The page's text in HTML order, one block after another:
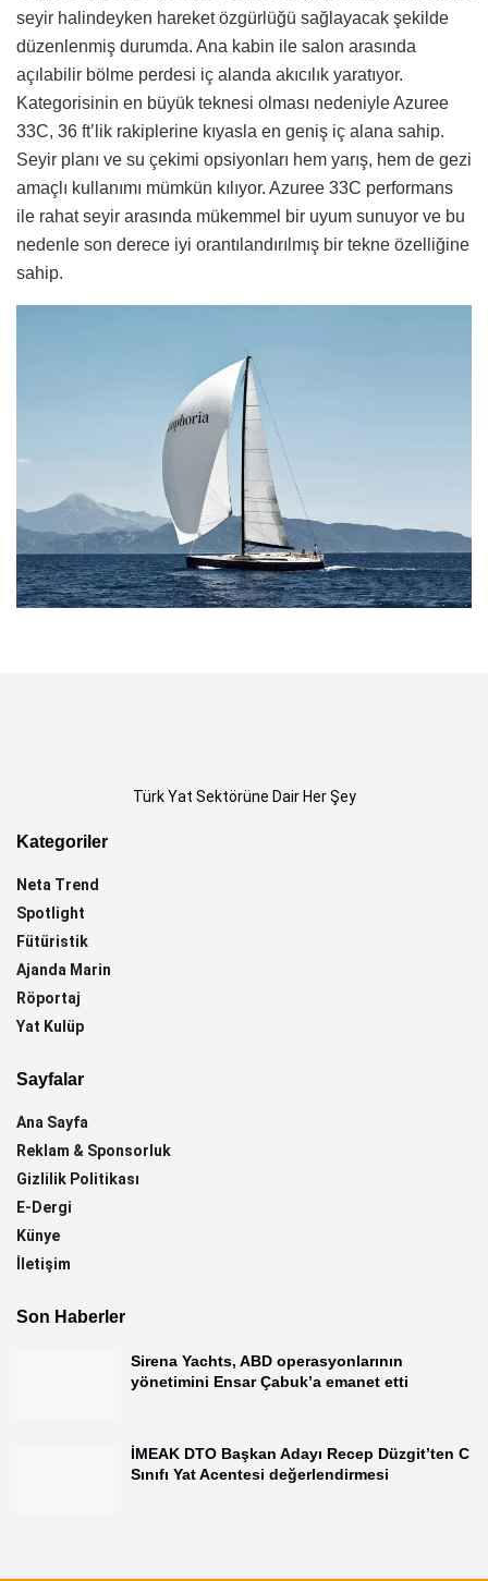
seyir halindeyken hareket özgürlüğü sağlayacak şekilde
düzenlenmiş durumda. Ana kabin ile salon arasında
açılabilir bölme perdesi iç alanda akıcılık yaratıyor.
Kategorisinin en büyük teknesi olması nedeniyle Azuree
33C, 36 ft’lik rakiplerine kıyasla en geniş iç alana sahip.
Seyir planı ve su çekimi opsiyonları hem yarış, hem de gezi
amaçlı kullanımı mümkün kılıyor. Azuree 33C performans
ile rahat seyir arasında mükemmel bir uyum sunuyor ve bu
nedenle son derece iyi orantılandırılmış bir tekne özelliğine
sahip.
Türk Yat Sektörüne Dair Her Şey
Kategoriler
Neta Trend
Spotlight
Fütüristik
Ajanda Marin
Röportaj
Yat Kulüp
Sayfalar
Ana Sayfa
Reklam & Sponsorluk
Gizlilik Politikası
E-Dergi
Künye
İletişim
Son Haberler
Sirena Yachts, ABD operasyonlarının
yönetimini Ensar Çabuk’a emanet etti
İMEAK DTO Başkan Adayı Recep Düzgit’ten C
Sınıfı Yat Acentesi değerlendirmesi